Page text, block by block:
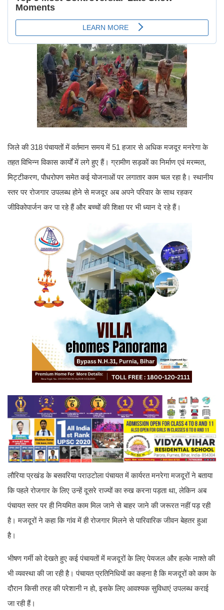
जिले की 318 पंचायतों में वर्तमान समय में 51 हजार से अधिक मजदूर मनरेगा के
तहत विभिन्न विकास कार्यों में लगे हुए हैं। ग्रामीण सड़कों का निर्माण एवं मरम्मत,
मिट्टीकरण, पौधरोपण समेत कई योजनाओं पर लगातार काम चल रहा है। स्थानीय
स्तर पर रोजगार उपलब्ध होने से मजदूर अब अपने परिवार के साथ रहकर
जीविकोपार्जन कर पा रहे हैं और बच्चों की शिक्षा पर भी ध्यान दे रहे हैं।
लौरिया प्रखंड के बसवरिया पराउटोला पंचायत में कार्यरत मनरेगा मजदूरों ने बताया
कि पहले रोजगार के लिए उन्हें दूसरे राज्यों का रुख करना पड़ता था, लेकिन अब
पंचायत स्तर पर ही नियमित काम मिल जाने से बाहर जाने की जरूरत नहीं पड़ रही
है। मजदूरों ने कहा कि गांव में ही रोजगार मिलने से पारिवारिक जीवन बेहतर हुआ
है।
भीषण गर्मी को देखते हुए कई पंचायतों में मजदूरों के लिए पेयजल और हल्के नाश्ते की
भी व्यवस्था की जा रही है। पंचायत प्रतिनिधियों का कहना है कि मजदूरों को काम के
दौरान किसी तरह की परेशानी न हो, इसके लिए आवश्यक सुविधाएं उपलब्ध कराई
जा रही हैं।